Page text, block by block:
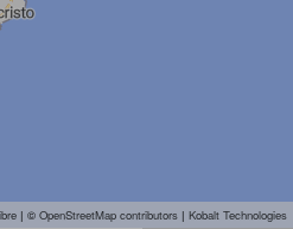
| © OpenStreetMap contributors | Kobalt Technologies